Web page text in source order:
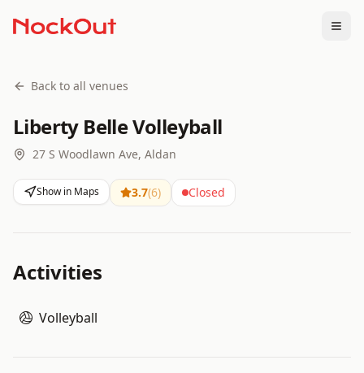
Back to all venues
Liberty Belle Volleyball
27 S Woodlawn Ave, Aldan
Show in Maps 3.7(6) Closed
Activities
Volleyball